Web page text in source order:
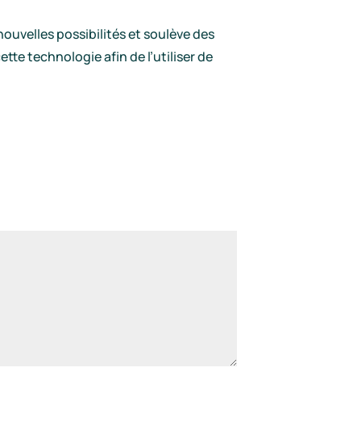
possibilités et soulève des
technologie afin de l’utiliser de